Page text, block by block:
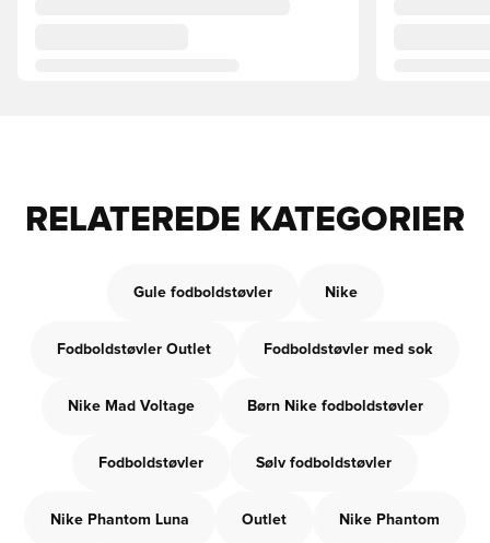
RELATEREDE KATEGORIER
Gule fodboldstøvler Nike
Fodboldstøvler Outlet Fodboldstøvler med sok
Nike Mad Voltage Børn Nike fodboldstøvler
Fodboldstøvler Sølv fodboldstøvler
Nike Phantom Luna Outlet Nike Phantom